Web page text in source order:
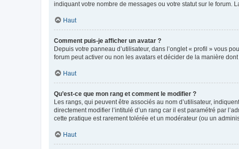
indiquant votre nombre de messages ou votre statut sur le forum.
Haut
Comment puis-je afficher un avatar ?
Depuis votre panneau d’utilisateur, dans l’onglet « profil » vous
forum peut activer ou non les avatars et décider de la manière
Haut
Qu’est-ce que mon rang et comment le modifier ?
Les rangs, qui peuvent être associés au nom d’utilisateur,
directement modifier l’intitulé d’un rang car il est paramétré par
cette pratique est rarement tolérée et un modérateur (ou un
Haut